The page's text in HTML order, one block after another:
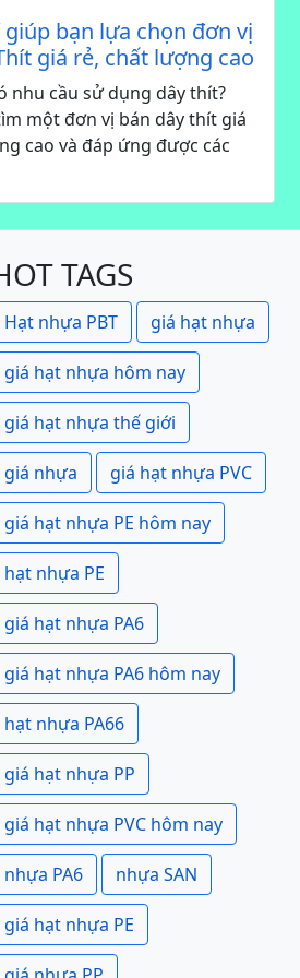
giúp bạn lựa chọn đơn vị
giá rẻ, chất lượng cao
nhu cầu sử dụng dây thít?
một đơn vị bán dây thít giá
cao và đáp ứng được các
TAGS
Hạt nhựa PBT giá hạt nhựa
giá hạt nhựa hôm nay
giá hạt nhựa thế giới
giá nhựa giá hạt nhựa PVC
giá hạt nhựa PE hôm nay
hạt nhựa PE
giá hạt nhựa PA6
giá hạt nhựa PA6 hôm nay
hạt nhựa PA66
giá hạt nhựa PP
giá hạt nhựa PVC hôm nay
nhựa PA6 nhựa SAN
giá hạt nhựa PE